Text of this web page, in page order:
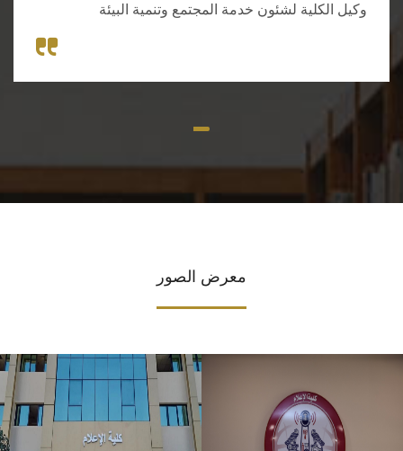
وكيل الكلية لشئون خدمة المجتمع وتنمية البيئة
معرض الصور